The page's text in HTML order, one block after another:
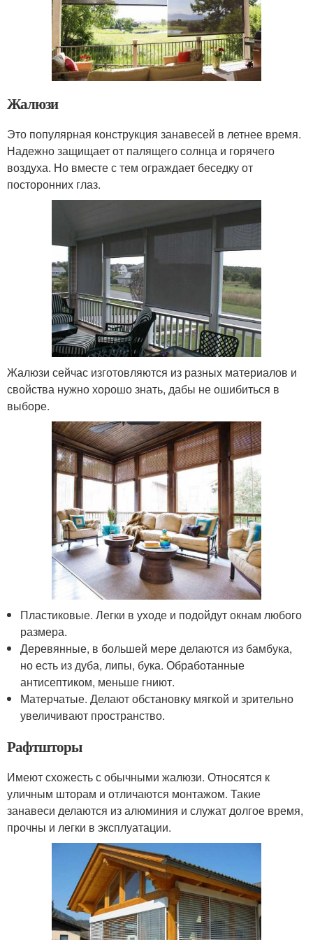
Жалюзи
Это популярная конструкция занавесей в летнее время.
Надежно защищает от палящего солнца и горячего
воздуха. Но вместе с тем ограждает беседку от
посторонних глаз.
Жалюзи сейчас изготовляются из разных материалов и
свойства нужно хорошо знать, дабы не ошибиться в
выборе.
Пластиковые. Легки в уходе и подойдут окнам любого
размера.
Деревянные, в большей мере делаются из бамбука,
но есть из дуба, липы, бука. Обработанные
антисептиком, меньше гниют.
Матерчатые. Делают обстановку мягкой и зрительно
увеличивают пространство.
Рафтшторы
Имеют схожесть с обычными жалюзи. Относятся к
уличным шторам и отличаются монтажом. Такие
занавеси делаются из алюминия и служат долгое время,
прочны и легки в эксплуатации.